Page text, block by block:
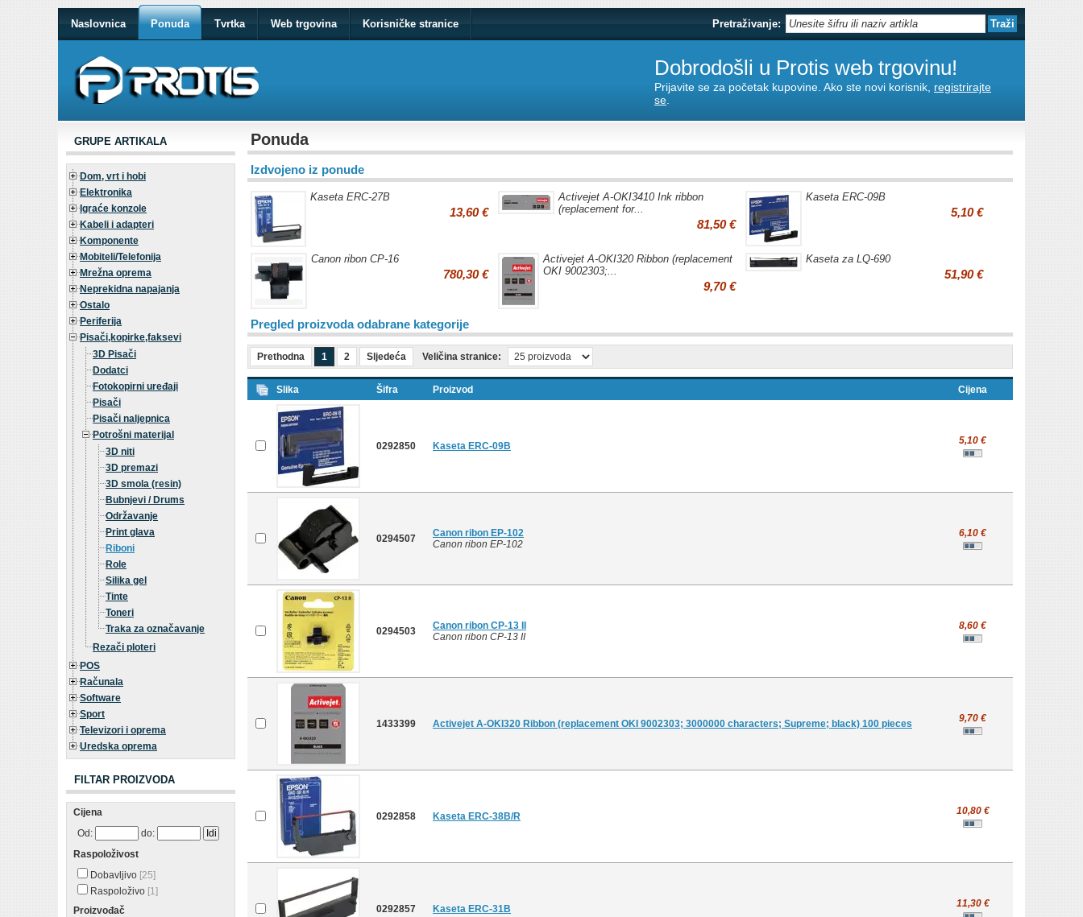
Naslovnica Ponuda Tvrtka Web trgovina Korisničke stranice Pretraživanje:
Dobrodošli u Protis web trgovinu!
Prijavite se za početak kupovine. Ako ste novi korisnik, registrirajte
se
GRUPE ARTIKALA
Dom, vrt i hobi
Elektronika
Igraće konzole
Kabeli i adapteri
Komponente
Mobiteli/Telefonija
Mrežna oprema
Neprekidna napajanja
Ostalo
Periferija
Pisači,kopirke,faksevi
3D Pisači
Dodatci
Fotokopirni uređaji
Pisači
Pisači naljepnica
Potrošni materijal
3D niti
3D premazi
3D smola (resin)
Bubnjevi / Drums
Održavanje
Print glava
Riboni
Role
Silika gel
Tinte
Toneri
Traka za označavanje
Rezači ploteri
POS
Računala
Software
Sport
Televizori i oprema
Uredska oprema
FILTAR PROIZVODA
Cijena
Od:
do:
Raspoloživost
Dobavljivo [25]
Raspoloživo [1]
Proizvođač
Ponuda
Izdvojeno iz ponude
Kaseta ERC-27B
13,60 €
Activejet A-OKI3410 Ink ribbon
(replacement for...
81,50 €
Kaseta ERC-09B
5,10 €
Canon ribon CP-16
780,30 €
Activejet A-OKI320 Ribbon (replacement
OKI 9002303;...
9,70 €
Kaseta za LQ-690
51,90 €
Pregled proizvoda odabrane kategorije
Prethodna 1 2 Sljedeća Veličina stranice:
Slika Šifra Proizvod Cijena
0292850 Kaseta ERC-09B 5,10 €
0294507
Canon ribon EP-102
Canon ribon EP-102
6,10 €
0294503
Canon ribon CP-13 II
Canon ribon CP-13 II
8,60 €
1433399 Activejet A-OKI320 Ribbon (replacement OKI 9002303; 3000000 characters; Supreme; black) 100 pieces 9,70 €
0292858 Kaseta ERC-38B/R 10,80 €
0292857 Kaseta ERC-31B 11,30 €